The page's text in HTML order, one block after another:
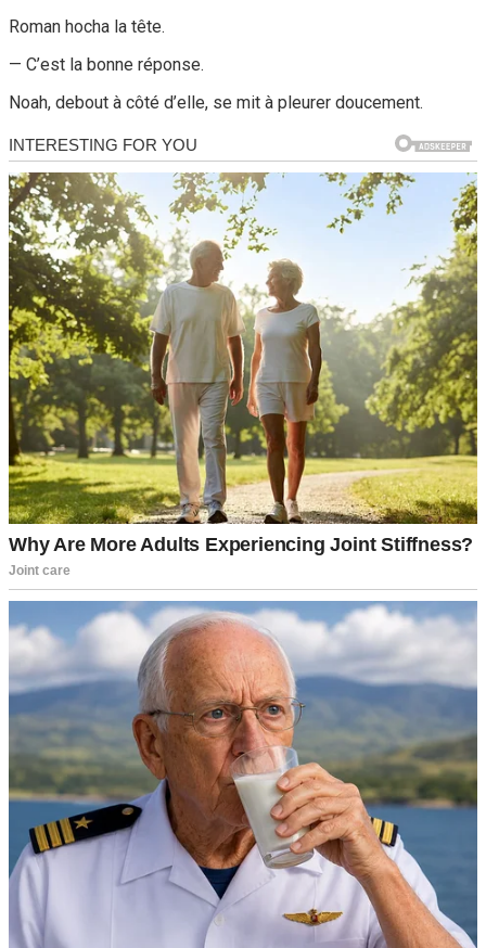
Roman hocha la tête.
— C’est la bonne réponse.
Noah, debout à côté d’elle, se mit à pleurer doucement.